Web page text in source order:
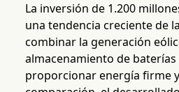
La inversión de 1.200
una tendencia creciente de
combinar la generación
almacenamiento de baterías
proporcionar energía firme